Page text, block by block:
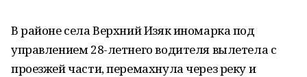
В районе села Верхний Изяк иномарка под
управлением 28-летнего водителя вылетела с
проезжей части, перемахнула через реку и